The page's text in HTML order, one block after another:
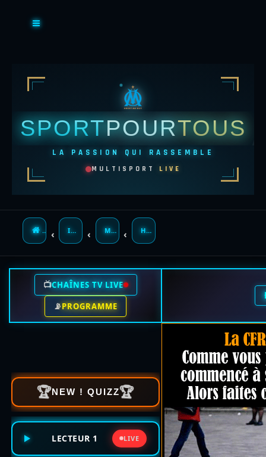
SPORTPOURTOUS
LA PASSION QUI RASSEMBLE
MULTISPORT LIVE
ACCUEILINDEX DU FORUM MEMBRES H0K
📺CHAÎNES TV LIVE
📡PROGRAMME
🏆NEW ! QUIZZ🏆
LECTEUR 1 LIVE